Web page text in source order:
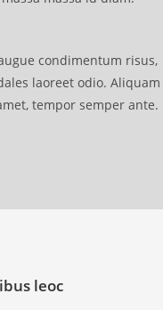
condimentum risus,
laoreet odio. Aliquam
tempor semper ante.
leoc